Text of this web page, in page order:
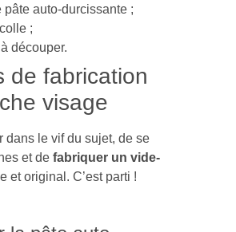
pâte auto-durcissante ;
;
découper.
de fabrication
visage
dans le vif du sujet, de se
et defabriquer un vide-
et original. C’est parti !